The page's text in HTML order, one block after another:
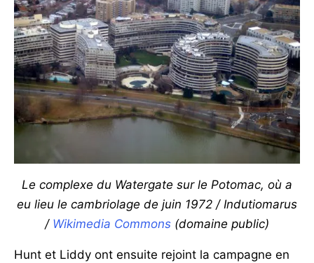
Le complexe du Watergate sur le Potomac, où a
eu lieu le cambriolage de juin 1972 / Indutiomarus
/ Wikimedia Commons (domaine public)
Hunt et Liddy ont ensuite rejoint la campagne en